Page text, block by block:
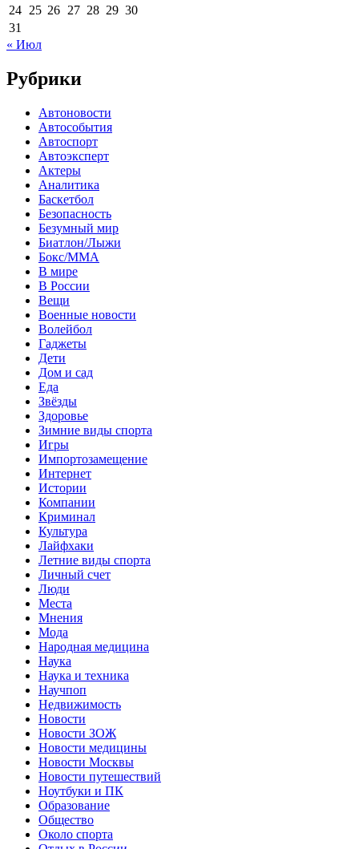
24 25 26 27 28 29 30
31
« Июл
Рубрики
Автоновости
Автособытия
Автоспорт
Автоэксперт
Актеры
Аналитика
Баскетбол
Безопасность
Безумный мир
Биатлон/Лыжи
Бокс/MMA
В мире
В России
Вещи
Военные новости
Волейбол
Гаджеты
Дети
Дом и сад
Еда
Звёзды
Здоровье
Зимние виды спорта
Игры
Импортозамещение
Интернет
Истории
Компании
Криминал
Культура
Лайфхаки
Летние виды спорта
Личный счет
Люди
Места
Мнения
Мода
Народная медицина
Наука
Наука и техника
Научпоп
Недвижимость
Новости
Новости ЗОЖ
Новости медицины
Новости Москвы
Новости путешествий
Ноутбуки и ПК
Образование
Общество
Около спорта